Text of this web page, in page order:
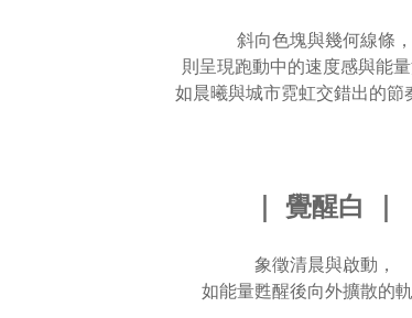
斜向色塊與幾何線條，
則呈現跑動中的速度感與能
如晨曦與城市霓虹交錯出的節
｜ 覺醒白 ｜
象徵清晨與啟動，
如能量甦醒後向外擴散的